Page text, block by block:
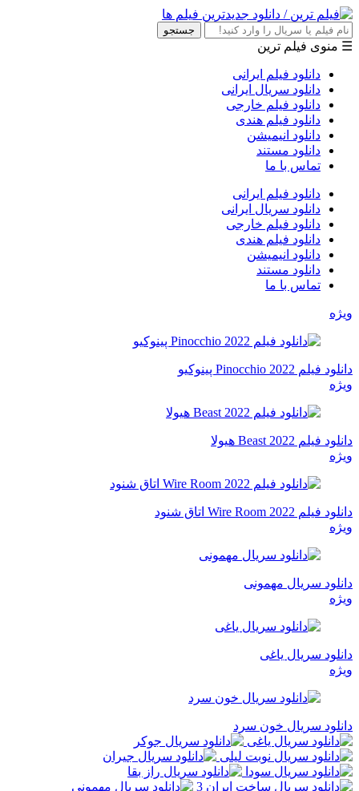
جستجو
☰ منوی فیلم ترین
دانلود فیلم ایرانی
دانلود سریال ایرانی
دانلود فیلم خارجی
دانلود فیلم هندی
دانلود انیمیشن
دانلود مستند
تماس با ما
دانلود فیلم ایرانی
دانلود سریال ایرانی
دانلود فیلم خارجی
دانلود فیلم هندی
دانلود انیمیشن
دانلود مستند
تماس با ما
ویژه
دانلود فیلم Pinocchio 2022 پینوکیو
ویژه
دانلود فیلم Beast 2022 هیولا
ویژه
دانلود فیلم Wire Room 2022 اتاق شنود
ویژه
دانلود سریال مهمونی
ویژه
دانلود سریال یاغی
ویژه
دانلود سریال خون سرد